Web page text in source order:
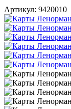
Артикул: 9420010